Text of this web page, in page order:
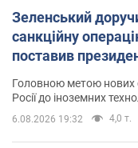
Зеленський
санкційну
поставив
Головною метою нових
Росії до іноземних
6.08.2026 19:32 4,0 т.